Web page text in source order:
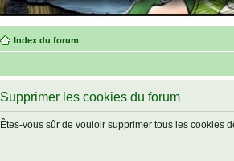
Index du forum
Supprimer les cookies du forum
Êtes-vous sûr de vouloir supprimer tous les cookies